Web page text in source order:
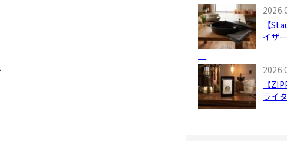
【
イザ
【
ライ